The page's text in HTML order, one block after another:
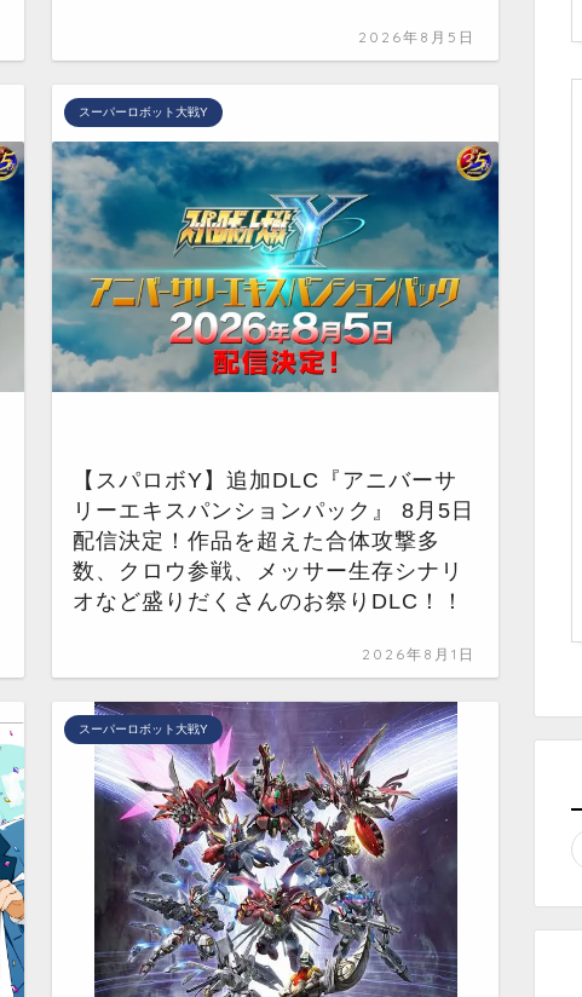
2026年8月5日
スーパーロボット大戦Y
【スパロボY】追加DLC『アニバーサ
リーエキスパンションパック』 8月5日
配信決定！作品を超えた合体攻撃多
数、クロウ参戦、メッサー生存シナリ
オなど盛りだくさんのお祭りDLC！！
2026年8月1日
スーパーロボット大戦Y